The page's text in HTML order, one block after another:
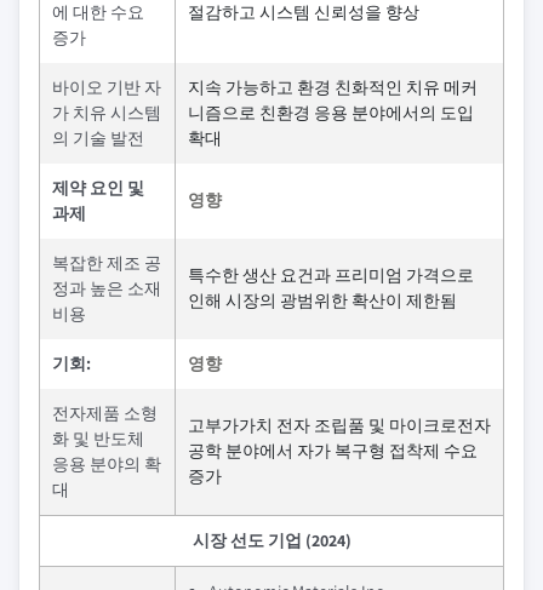
에 대한 수요
증가
절감하고 시스템 신뢰성을 향상
바이오 기반 자
가 치유 시스템
의 기술 발전
지속 가능하고 환경 친화적인 치유 메커
니즘으로 친환경 응용 분야에서의 도입
확대
제약 요인 및
과제
영향
복잡한 제조 공
정과 높은 소재
비용
특수한 생산 요건과 프리미엄 가격으로
인해 시장의 광범위한 확산이 제한됨
기회: 영향
전자제품 소형
화 및 반도체
응용 분야의 확
대
고부가가치 전자 조립품 및 마이크로전자
공학 분야에서 자가 복구형 접착제 수요
증가
시장 선도 기업 (2024)